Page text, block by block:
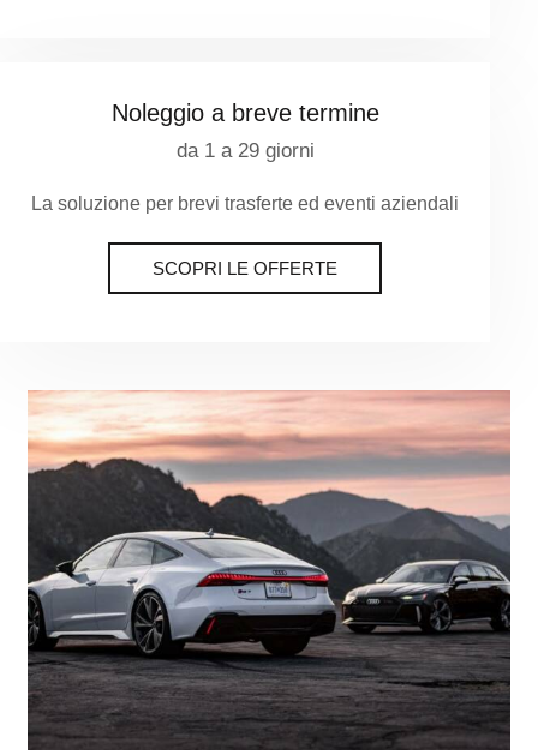
Noleggio a breve termine
da 1 a 29 giorni
La soluzione per brevi trasferte ed eventi aziendali
SCOPRI LE OFFERTE